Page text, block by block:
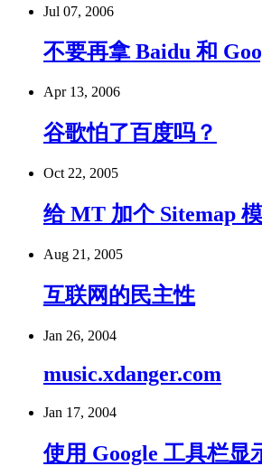
Jul 07, 2006
不要再拿 Baidu 和
Apr 13, 2006
谷歌怕了百度吗？
Oct 22, 2005
给 MT 加个 Sitemap
Aug 21, 2005
互联网的民主性
Jan 26, 2004
music.xdanger.com
Jan 17, 2004
使用 Google 工具栏显